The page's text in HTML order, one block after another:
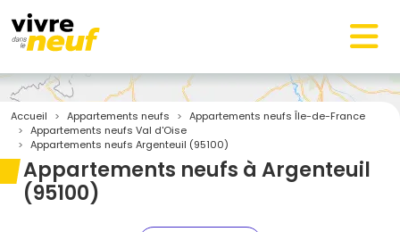
Accueil Appartements neufs
Appartements neufs Île-de-France
Appartements neufs Val d'Oise
Appartements neufs Argenteuil (95100)
Appartements neufs à Argenteuil
(95100)